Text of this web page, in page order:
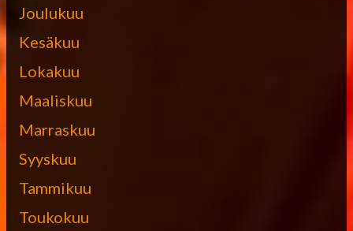
Joulukuu
Kesäkuu
Lokakuu
Maaliskuu
Marraskuu
Syyskuu
Tammikuu
Toukokuu